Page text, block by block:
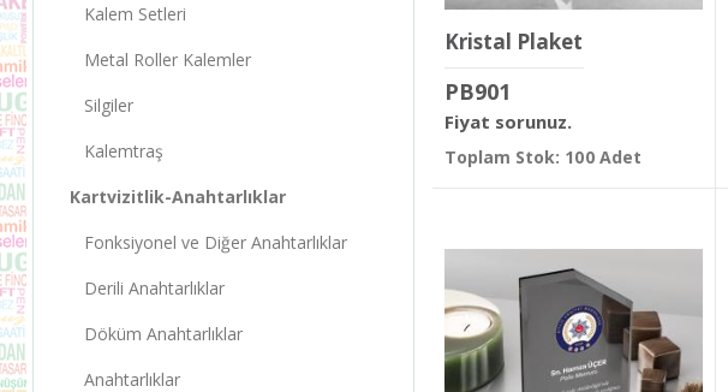
Kalem Setleri
Metal Roller Kalemler
Silgiler
Kalemtraş
Kartvizitlik-Anahtarlıklar
Fonksiyonel ve Diğer Anahtarlıklar
Derili Anahtarlıklar
Döküm Anahtarlıklar
Anahtarlıklar
Kristal Plaket
PB901
Fiyat sorunuz.
Toplam Stok: 100 Adet